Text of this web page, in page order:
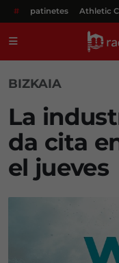
# patinetes Athletic
BIZKAIA
La
da cita
el jueves